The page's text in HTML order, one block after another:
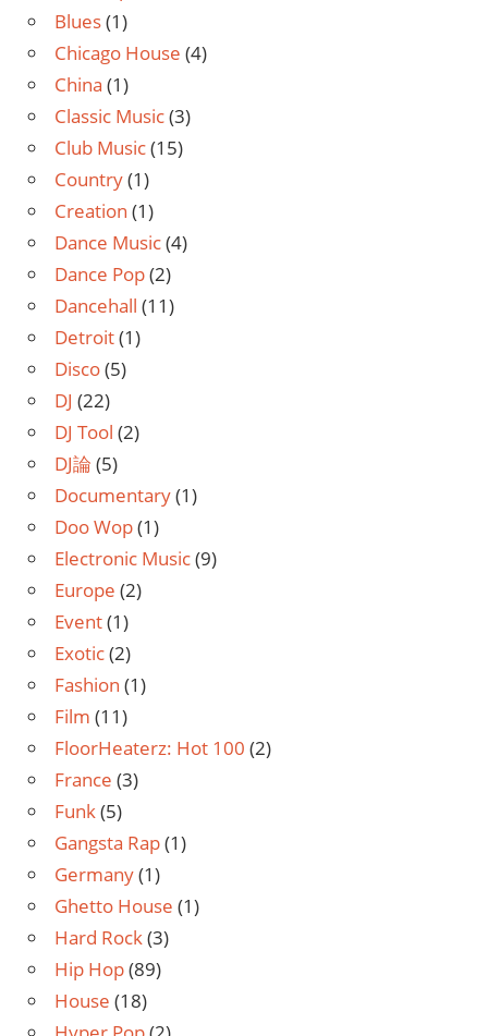
Blues(1)
Chicago House (4)
China (1)
Classic Music(3)
Club Music(15)
Country(1)
Creation (1)
Dance Music(4)
Dance Pop(2)
Dancehall (11)
Detroit(1)
Disco(5)
DJ (22)
DJ Tool (2)
DJ論 (5)
Documentary(1)
Doo Wop(1)
Electronic Music(9)
Europe (2)
Event(1)
Exotic(2)
Fashion (1)
Film (11)
FloorHeaterz: Hot 100 (2)
France (3)
Funk(5)
Gangsta Rap(1)
Germany(1)
Ghetto House (1)
Hard Rock(3)
Hip Hop(89)
House (18)